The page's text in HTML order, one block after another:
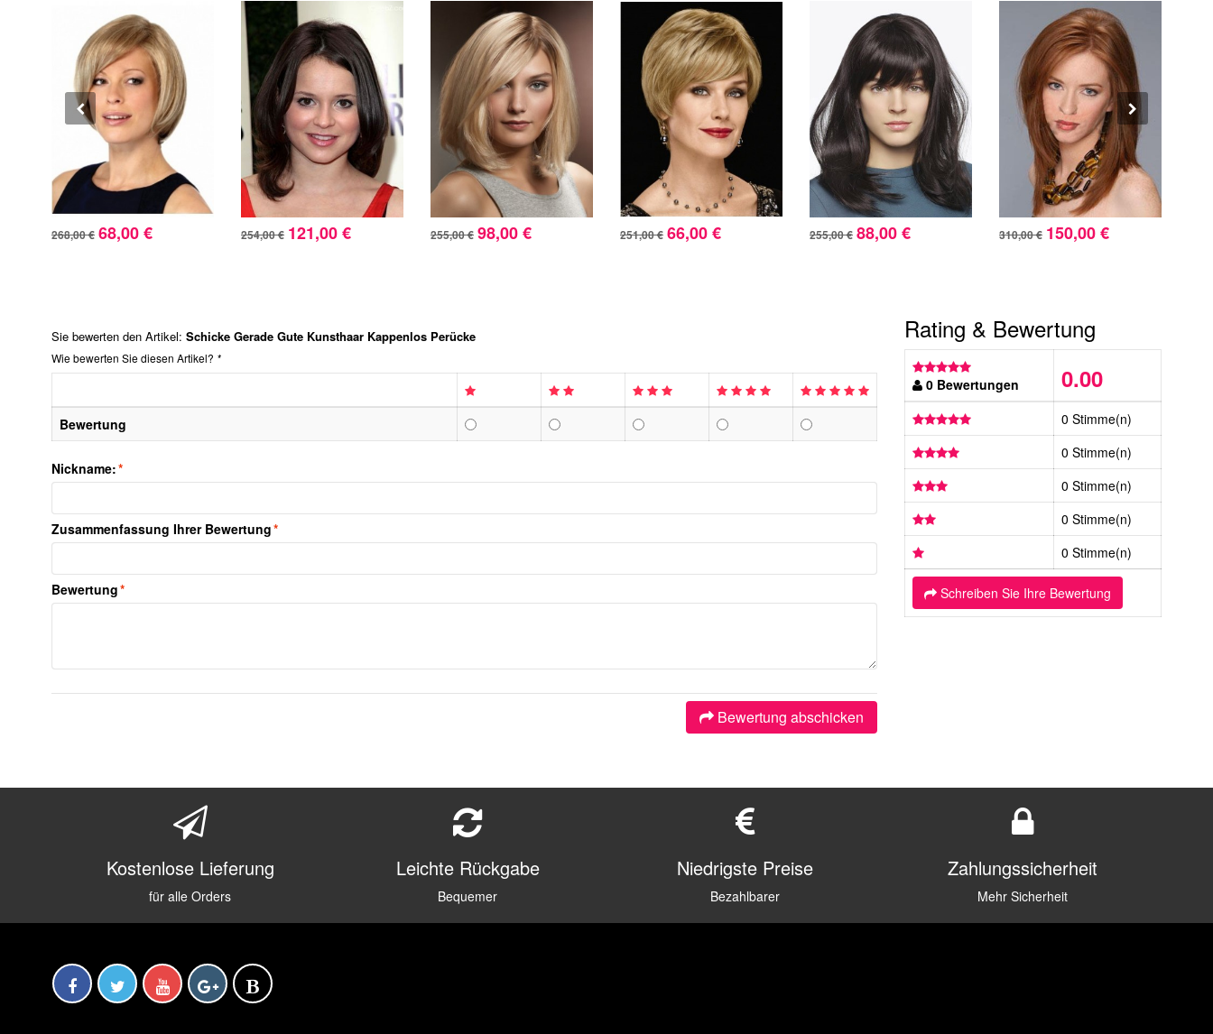
268,00 € 68,00 € 254,00 € 121,00 € 255,00 € 98,00 € 251,00 € 66,00 € 255,00 € 88,00 € 310,00 € 150,00 €
Sie bewerten den Artikel: Schicke Gerade Gute Kunsthaar Kappenlos Perücke
Wie bewerten Sie diesen Artikel? *
Bewertung
*
Nickname:
*
Zusammenfassung Ihrer Bewertung
*
Bewertung
Bewertung abschicken
Rating & Bewertung
0 Bewertungen 0.00
0 Stimme(n)
0 Stimme(n)
0 Stimme(n)
0 Stimme(n)
0 Stimme(n)
Schreiben Sie Ihre Bewertung
Kostenlose Lieferung
für alle Orders
Leichte Rückgabe
Bequemer
Niedrigste Preise
Bezahlbarer
Zahlungssicherheit
Mehr Sicherheit